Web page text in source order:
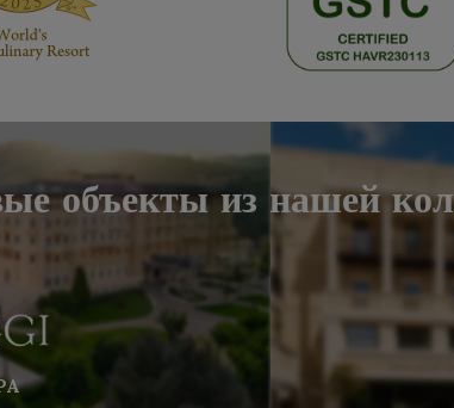
объекты из нашей